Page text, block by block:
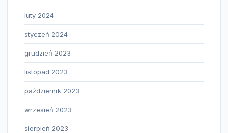
luty 2024
styczeń 2024
grudzień 2023
listopad 2023
październik 2023
wrzesień 2023
sierpień 2023